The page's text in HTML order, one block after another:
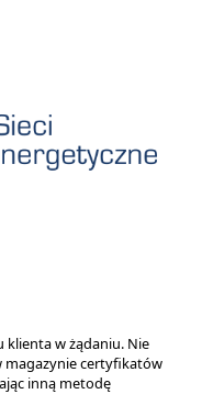
klienta w żądaniu. Nie
magazynie certyfikatów
inną metodę